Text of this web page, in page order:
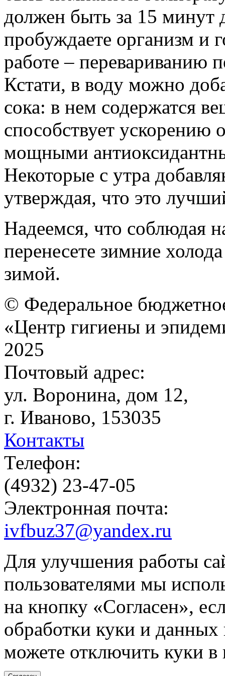
должен быть за 15 минут
пробуждаете организм и
работе – перевариванию
Кстати, в воду можно
сока: в нем содержатся
способствует ускорению
мощными
Некоторые с утра
утверждая, что это
Надеемся, что соблюдая
перенесете зимние
зимой.
© Федеральное
«Центр гигиены и
2025
Почтовый адрес:
ул. Воронина, дом 12,
г. Иваново, 153035
Контакты
Телефон:
(4932) 23-47-05
Электронная почта:
ivfbuz37@yandex.ru
Для улучшения работы
пользователями мы
на кнопку «Согласен»,
обработки куки и данных
можете отключить куки в